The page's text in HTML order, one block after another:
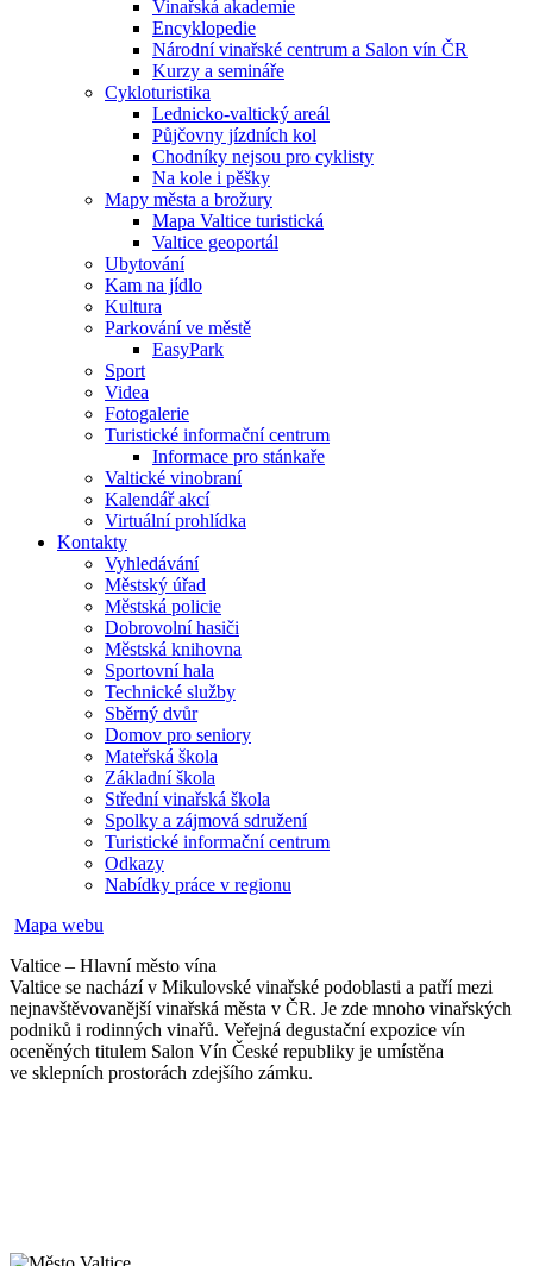
Vinařská akademie
Encyklopedie
Národní vinařské centrum a Salon vín ČR
Kurzy a semináře
Cykloturistika
Lednicko-valtický areál
Půjčovny jízdních kol
Chodníky nejsou pro cyklisty
Na kole i pěšky
Mapy města a brožury
Mapa Valtice turistická
Valtice geoportál
Ubytování
Kam na jídlo
Kultura
Parkování ve městě
EasyPark
Sport
Videa
Fotogalerie
Turistické informační centrum
Informace pro stánkaře
Valtické vinobraní
Kalendář akcí
Virtuální prohlídka
Kontakty
Vyhledávání
Městský úřad
Městská policie
Dobrovolní hasiči
Městská knihovna
Sportovní hala
Technické služby
Sběrný dvůr
Domov pro seniory
Mateřská škola
Základní škola
Střední vinařská škola
Spolky a zájmová sdružení
Turistické informační centrum
Odkazy
Nabídky práce v regionu
Mapa webu
Valtice – Hlavní město vína
Valtice se nachází v Mikulovské vinařské podoblasti a patří mezi
nejnavštěvovanější vinařská města v ČR. Je zde mnoho vinařských
podniků i rodinných vinařů. Veřejná degustační expozice vín
oceněných titulem Salon Vín České republiky je umístěna
ve sklepních prostorách zdejšího zámku.